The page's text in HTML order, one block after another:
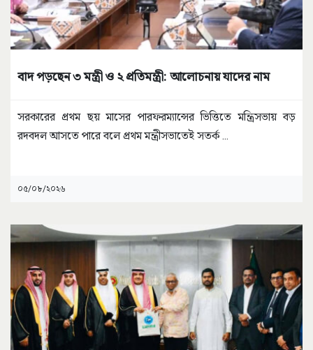
বাদ পড়ছেন ৩ মন্ত্রী ও ২ প্রতিমন্ত্রী: আলোচনায় যাদের নাম
সরকারের প্রথম ছয় মাসের পারফরম্যান্সের ভিত্তিতে মন্ত্রিসভায় বড়
রদবদল আসতে পারে বলে প্রথম মন্ত্রীসভাতেই সতর্ক ...
০৫/০৮/২০২৬